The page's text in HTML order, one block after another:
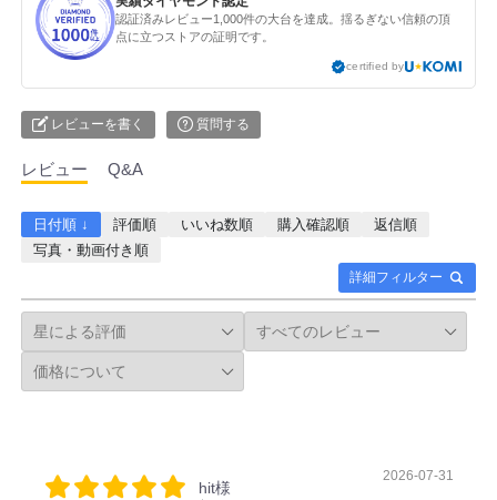
認証済みレビュー1,000件の大台を達成。揺るぎない信頼の頂
点に立つストアの証明です。
certified by
レビューを書く 質問する
レビュー Q&A
詳細フィルター
日付順 ↓ 評価順 いいね数順 購入確認順
返信順
写真・動画付き順
hit様
2026-07-31